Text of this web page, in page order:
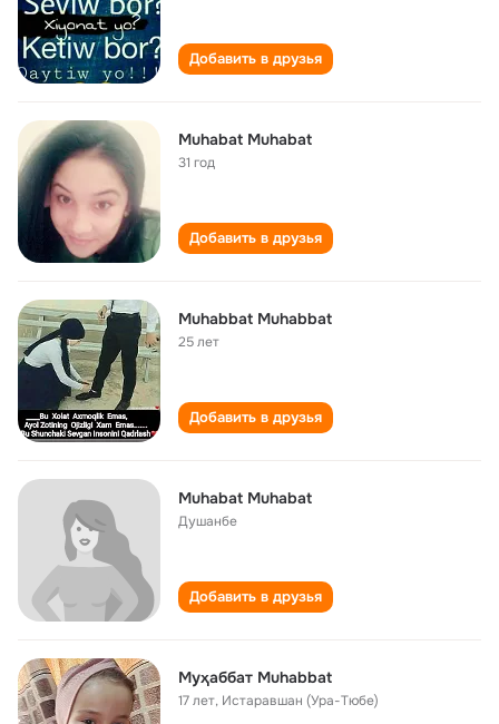
Добавить в друзья
Muhabat Muhabat
31 год
Добавить в друзья
Muhabbat Muhabbat
25 лет
Добавить в друзья
Muhabat Muhabat
Душанбе
Добавить в друзья
Муҳаббат Muhabbat
17 лет, Истаравшан (Ура-Тюбе)